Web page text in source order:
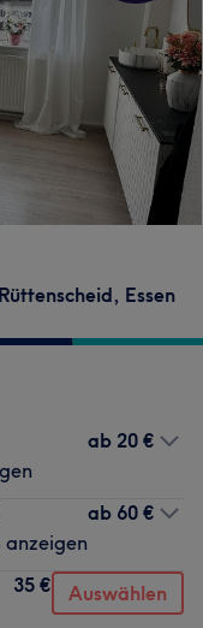
, Essen
ab 20 €
anzeigen
ab 60 €
35 € Auswählen